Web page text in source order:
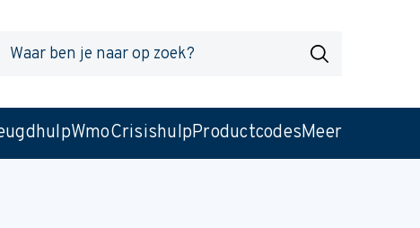
Zoek
WmoCrisishulpProductcodesMeer